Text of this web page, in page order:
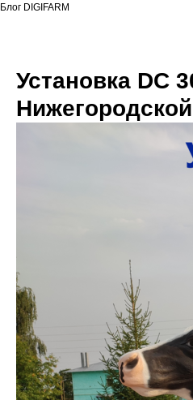
Блог DIGIFARM
Установка DC